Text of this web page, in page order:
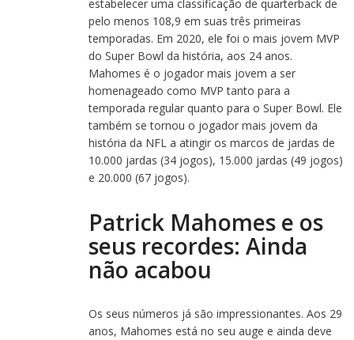
estabelecer uma classificação de quarterback de
pelo menos 108,9 em suas três primeiras
temporadas. Em 2020, ele foi o mais jovem MVP
do Super Bowl da história, aos 24 anos.
Mahomes é o jogador mais jovem a ser
homenageado como MVP tanto para a
temporada regular quanto para o Super Bowl. Ele
também se tornou o jogador mais jovem da
história da NFL a atingir os marcos de jardas de
10.000 jardas (34 jogos), 15.000 jardas (49 jogos)
e 20.000 (67 jogos).
Patrick Mahomes e os
seus recordes: Ainda
não acabou
Os seus números já são impressionantes. Aos 29
anos, Mahomes está no seu auge e ainda deve